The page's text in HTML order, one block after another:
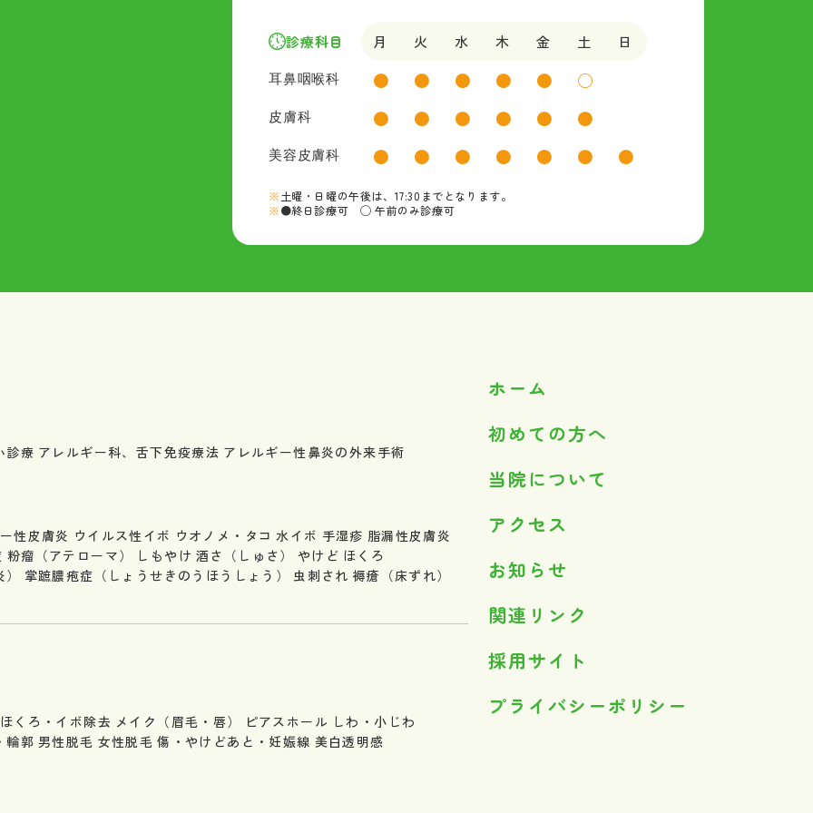
診療科目 月 火 水 木 金 土
日
耳鼻咽喉科
● ● ● ● ● ○
皮膚科 ● ● ● ● ● ●
美容皮膚科 ● ● ● ● ● ● ●
土曜・日曜の午後は、17:30までとなります。
●終日診療可 ◯ 午前のみ診療可
診療 アレルギー科、舌下免疫療法 アレルギー性鼻炎の外来手術
性皮膚炎 ウイルス性イボ ウオノメ・タコ 水イボ 手湿疹 脂漏性皮膚炎
粉瘤（アテローマ） しもやけ 酒さ（しゅさ） やけど ほくろ
掌蹠膿疱症（しょうせきのうほうしょう） 虫刺され 褥瘡（床ずれ）
ほくろ・イボ除去 メイク（眉毛・唇） ピアスホール しわ・小じわ
輪郭 男性脱毛 女性脱毛 傷・やけどあと・妊娠線 美白透明感
ホーム
初めての方へ
当院について
アクセス
お知らせ
関連リンク
採用サイト
プライバシーポリシー